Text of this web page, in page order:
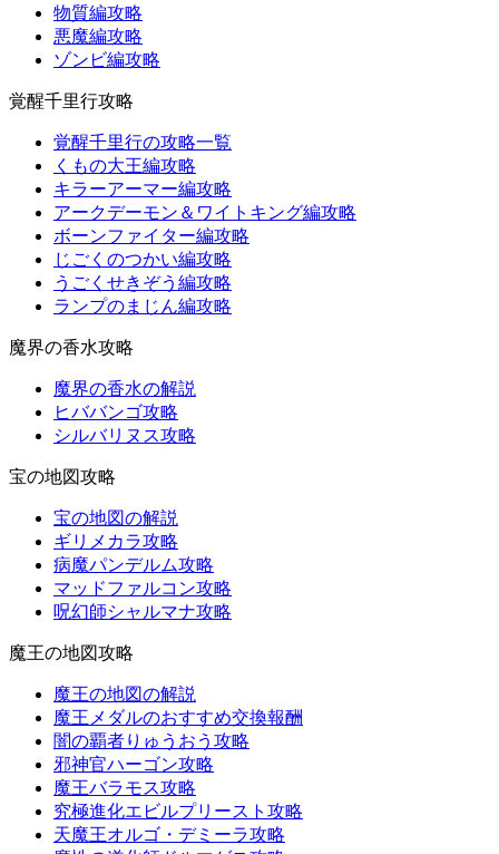
物質編攻略
悪魔編攻略
ゾンビ編攻略
覚醒千里行攻略
覚醒千里行の攻略一覧
くもの大王編攻略
キラーアーマー編攻略
アークデーモン＆ワイトキング編攻略
ボーンファイター編攻略
じごくのつかい編攻略
うごくせきぞう編攻略
ランプのまじん編攻略
魔界の香水攻略
魔界の香水の解説
ヒババンゴ攻略
シルバリヌス攻略
宝の地図攻略
宝の地図の解説
ギリメカラ攻略
病魔パンデルム攻略
マッドファルコン攻略
呪幻師シャルマナ攻略
魔王の地図攻略
魔王の地図の解説
魔王メダルのおすすめ交換報酬
闇の覇者りゅうおう攻略
邪神官ハーゴン攻略
魔王バラモス攻略
究極進化エビルプリースト攻略
天魔王オルゴ・デミーラ攻略